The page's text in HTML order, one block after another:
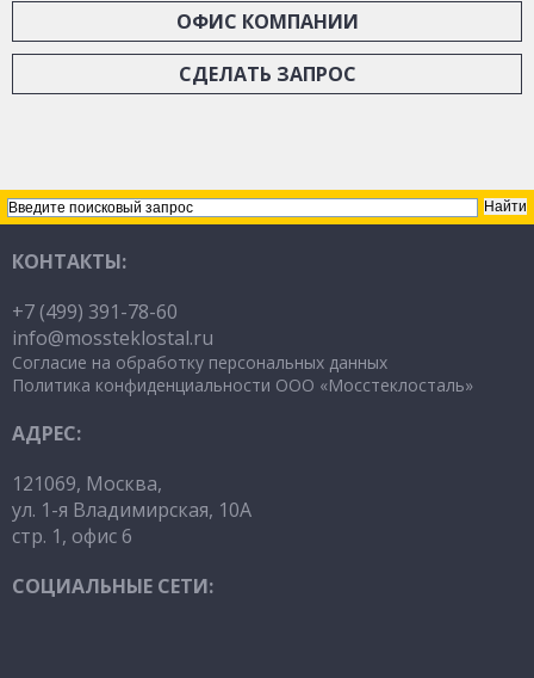
ОФИС КОМПАНИИ
СДЕЛАТЬ ЗАПРОС
КОНТАКТЫ:
+7 (499) 391-78-60
info@mossteklostal.ru
Согласие на обработку персональных данных
Политика конфиденциальности ООО «Мосстеклосталь»
АДРЕС:
121069, Москва,
ул. 1-я Владимирская, 10А
стр. 1, офис 6
СОЦИАЛЬНЫЕ СЕТИ: